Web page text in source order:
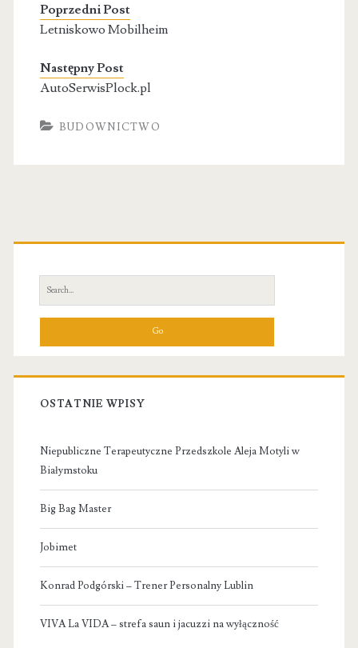
Poprzedni Post
Letniskowo Mobilheim
Następny Post
AutoSerwisPlock.pl
BUDOWNICTWO
Primary
Sidebar
Search
for:
OSTATNIE WPISY
Niepubliczne Terapeutyczne Przedszkole Aleja Motyli w
Białymstoku
Big Bag Master
Jobimet
Konrad Podgórski – Trener Personalny Lublin
VIVA La VIDA – strefa saun i jacuzzi na wyłączność